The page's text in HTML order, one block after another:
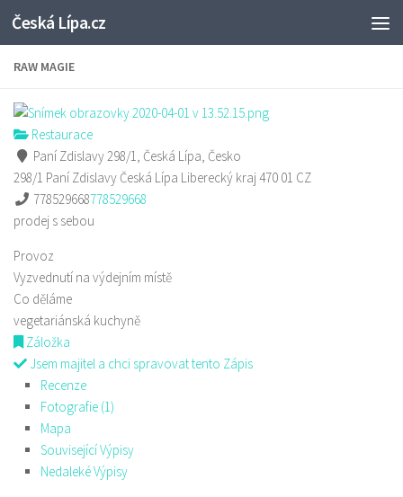
Skip to content
Česká Lípa.cz
RAW MAGIE
Restaurace
Paní Zdislavy 298/1, Česká Lípa, Česko
298/1 Paní Zdislavy Česká Lípa Liberecký kraj470 01 CZ
778529668778529668
prodej s sebou
Provoz
Vyzvednutí na výdejním místě
Co děláme
vegetariánská kuchyně
Záložka
Jsem majitel a chci spravovat tento Zápis
Recenze
Fotografie (1)
Mapa
Související Výpisy
Nedaleké Výpisy